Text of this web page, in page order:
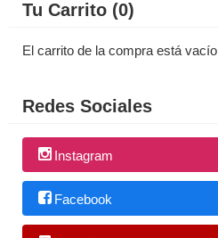
Tu Carrito (0)
El carrito de la compra está vacío
Redes Sociales
Instagram
Facebook